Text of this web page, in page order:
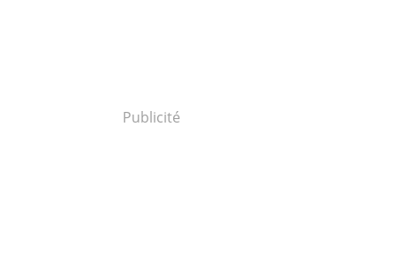
Publicité